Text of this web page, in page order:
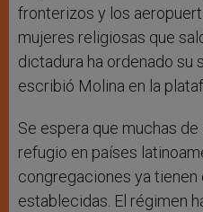
fronterizos y los
mujeres religiosas que
dictadura ha ordenado su
escribió Molina en la
Se espera que muchas
refugio en países
congregaciones ya tienen
establecidas. El régimen